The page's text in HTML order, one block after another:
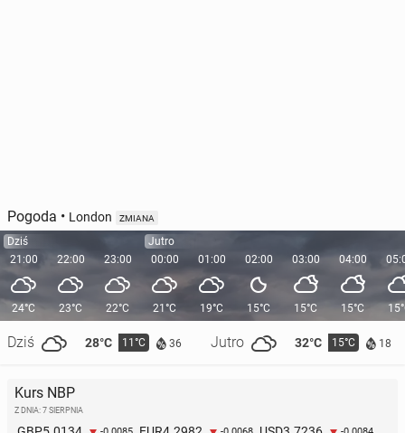
Pogoda • London ZMIANA
Dziś
21:00
24°C
Dziś 28°C 11°C 36 Jutro 32°C 15°C 18
22:00
23°C
23:00
22°C
Jutro
00:00
21°C
01:00
19°C
02:00
15°C
03:00
15°C
04:00
15°C
Kurs NBP
Z DNIA: 7 SIERPNIA